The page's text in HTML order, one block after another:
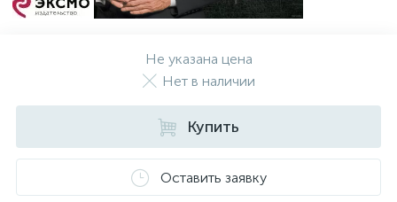
Не указана цена
Нет в наличии
Купить
Оставить заявку